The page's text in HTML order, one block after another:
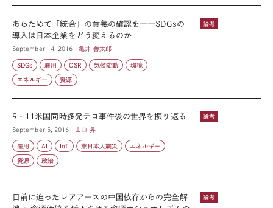
論考
あらためて「統合」の意義の確認を――SDGsの
導入は日本企業をどう変えるのか
September 14, 2016 亀井 善太郎
SDGs 雇用 CSR 気候変動 環境
エネルギー 資源
論考
9・11米国同時多発テロ事件後の世界を振り返る
September 5, 2016 山口 昇
雇用 AI IoT 東日本大震災 エネルギー
資源 政治
論考
目前に迫ったレアアースの中国依存からの完全解